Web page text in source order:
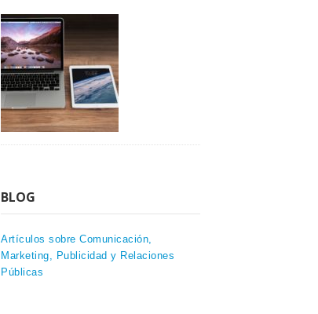
BLOG
Artículos sobre Comunicación,
Marketing, Publicidad y Relaciones
Públicas